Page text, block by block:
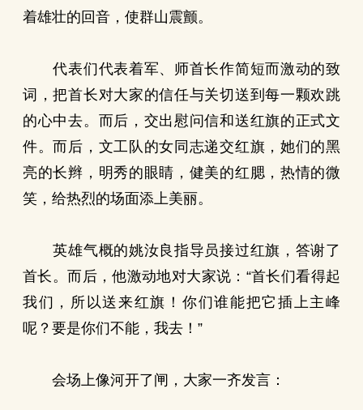
着雄壮的回音，使群山震颤。
代表们代表着军、师首长作简短而激动的致
词，把首长对大家的信任与关切送到每一颗欢跳
的心中去。而后，交出慰问信和送红旗的正式文
件。而后，文工队的女同志递交红旗，她们的黑
亮的长辫，明秀的眼睛，健美的红腮，热情的微
笑，给热烈的场面添上美丽。
英雄气概的姚汝良指导员接过红旗，答谢了
首长。而后，他激动地对大家说：“首长们看得起
我们，所以送来红旗！你们谁能把它插上主峰
呢？要是你们不能，我去！”
会场上像河开了闸，大家一齐发言：